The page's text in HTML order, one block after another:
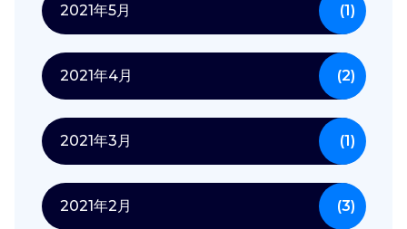
2021年5月 (1)
2021年4月 (2)
2021年3月 (1)
2021年2月 (3)